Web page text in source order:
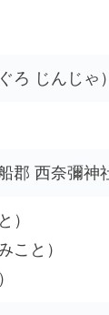
ろ じんじゃ）
郡 西奈彌神
）
こと）